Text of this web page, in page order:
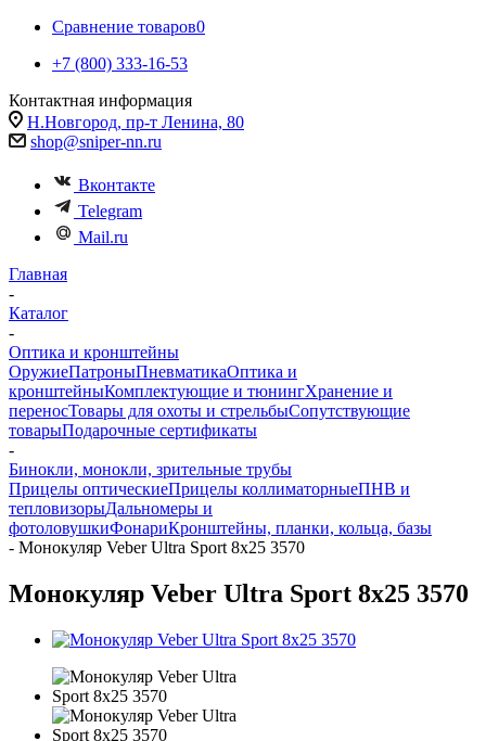
Сравнение товаров0
+7 (800) 333-16-53
Контактная информация
Н.Новгород, пр-т Ленина, 80
shop@sniper-nn.ru
Вконтакте
Telegram
Mail.ru
Главная
-
Каталог
-
Оптика и кронштейны
ОружиеПатроныПневматикаОптика и
кронштейныКомплектующие и тюнингХранение и
переносТовары для охоты и стрельбыСопутствующие
товарыПодарочные сертификаты
-
Бинокли, монокли, зрительные трубы
Прицелы оптическиеПрицелы коллиматорныеПНВ и
тепловизорыДальномеры и
фотоловушкиФонариКронштейны, планки, кольца, базы
- Монокуляр Veber Ultra Sport 8х25 3570
Монокуляр Veber Ultra Sport 8х25 3570